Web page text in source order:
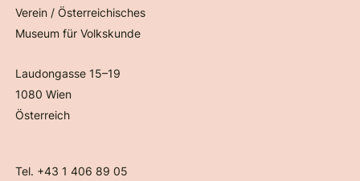
Verein / Österreichisches
Museum für Volkskunde
Laudongasse 15–19
1080 Wien
Österreich
Tel. +43 1 406 89 05